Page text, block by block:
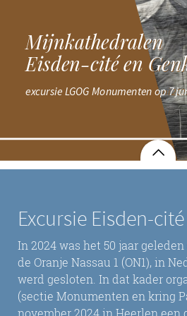
Mijnkathedralen
Eisden-cité en
Mijnkathedralen
Eisden-cité en
excursie LGOG Monumenten op 7 juni
excursie LGOG Monumenten op 7
Excursie Eisden-
In 2024 was het 50 jaar
de Oranje Nassau 1 (ON1), in
werd gesloten. In dat kader
(sectie Monumenten en kring
november 2024 in Heerlen een